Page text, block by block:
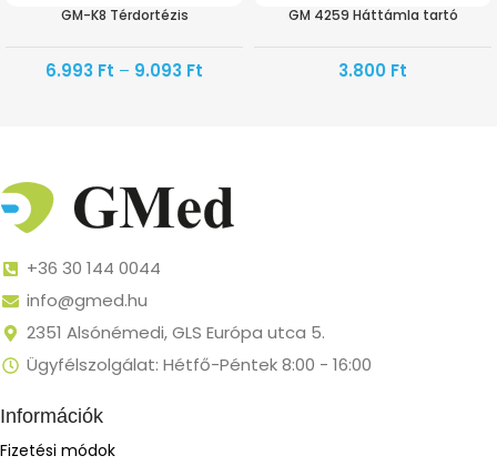
GM-K8 Térdortézis
6.993 Ft – 9.093 Ft
GM 4259 Háttámla tartó
3.800 Ft
+36 30 144 0044
info@gmed.hu
2351 Alsónémedi, GLS Európa utca 5.
Ügyfélszolgálat: Hétfő-Péntek 8:00 - 16:00
Információk
Fizetési módok